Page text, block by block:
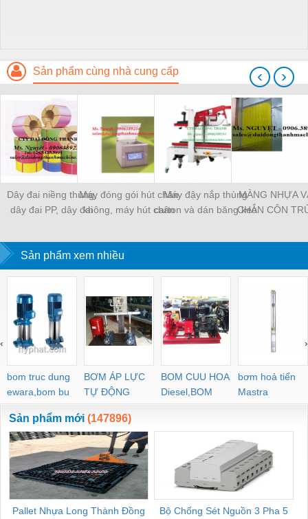
Sản phẩm cùng nhà cung cấp
Dây đai niềng thùng,
dây đai PP, dây đai
Máy đóng gói hút chân
không, máy hút chân
Máy đậy nắp thùng
carton và dán băng keo
MÀNG NHỰA
CHẮN CÔN
KHO LẠNH,
‹ ›
Sản phẩm xem nhiều
bom truc dung
ewara,bom bu
ewara
BƠM ÁP LỰC
TỰ ĐỘNG
BOM CUU HOA
Diesel,BOM
CHUA CHAY
bơm hoả tiển
Mastra
‹ ›
Sản phẩm mới (147896)
Pallet Nhựa Long Thành Đồng
Bộ Chống Sét Nguồn 3 Pha 5